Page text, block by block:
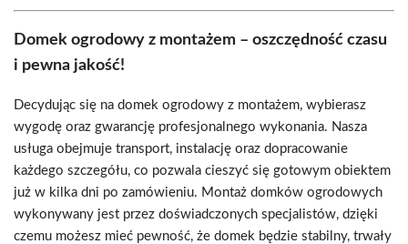
Domek ogrodowy z montażem – oszczędność czasu
i pewna jakość!
Decydując się na domek ogrodowy z montażem, wybierasz
wygodę oraz gwarancję profesjonalnego wykonania. Nasza
usługa obejmuje transport, instalację oraz dopracowanie
każdego szczegółu, co pozwala cieszyć się gotowym obiektem
już w kilka dni po zamówieniu. Montaż domków ogrodowych
wykonywany jest przez doświadczonych specjalistów, dzięki
czemu możesz mieć pewność, że domek będzie stabilny, trwały